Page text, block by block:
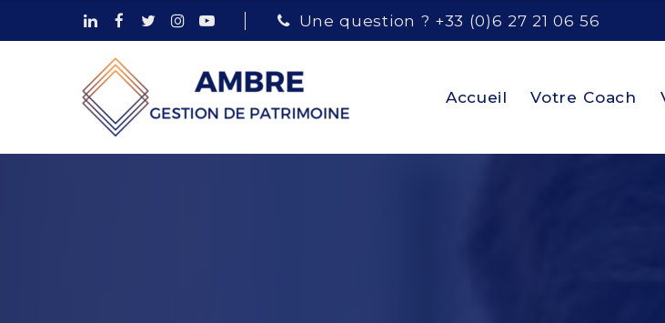
Une question ? +33 (0)6 27 21 06 56
Accueil Votre Coach